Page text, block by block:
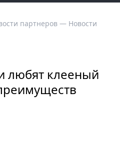
партнеров — Новости
любят клееный